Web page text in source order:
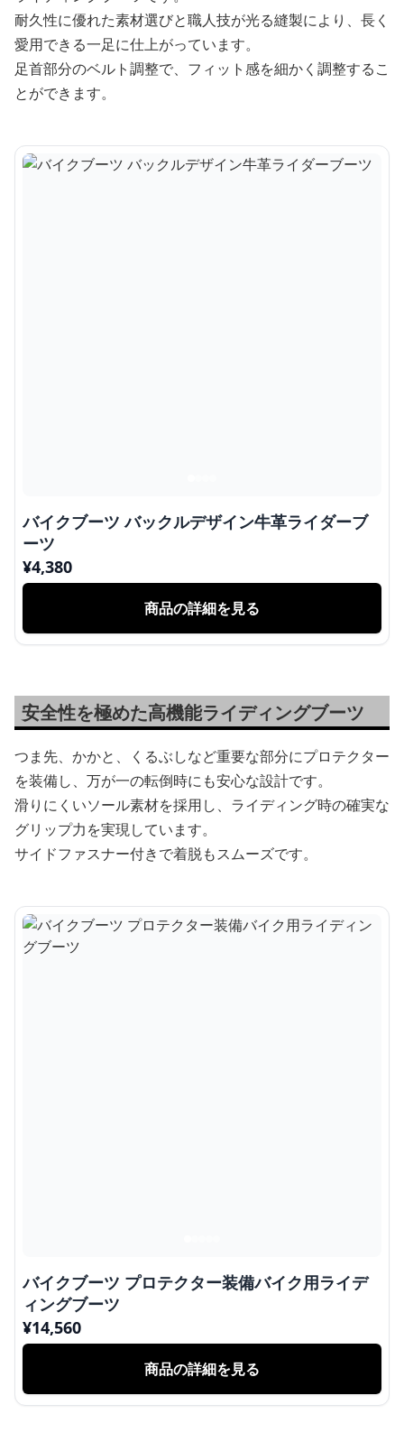
耐久性に優れた素材選びと職人技が光る縫製により、長く
愛用できる一足に仕上がっています。
足首部分のベルト調整で、フィット感を細かく調整するこ
とができます。
バイクブーツ バックルデザイン牛革ライダーブ
ーツ
¥4,380
商品の詳細を見る
安全性を極めた高機能ライディングブーツ
つま先、かかと、くるぶしなど重要な部分にプロテクター
を装備し、万が一の転倒時にも安心な設計です。
滑りにくいソール素材を採用し、ライディング時の確実な
グリップ力を実現しています。
サイドファスナー付きで着脱もスムーズです。
バイクブーツ プロテクター装備バイク用ライデ
ィングブーツ
¥14,560
商品の詳細を見る